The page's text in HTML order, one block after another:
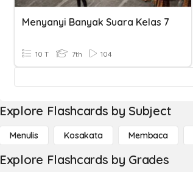
Menyanyi Banyak Suara Kelas 7
10 T 7th 104
Explore Flashcards by Subject
Menulis Kosakata Membaca
Explore Flashcards by Grades